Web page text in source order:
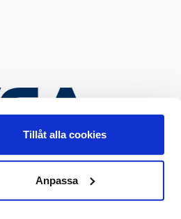
Tillåt alla cookies
Anpassa